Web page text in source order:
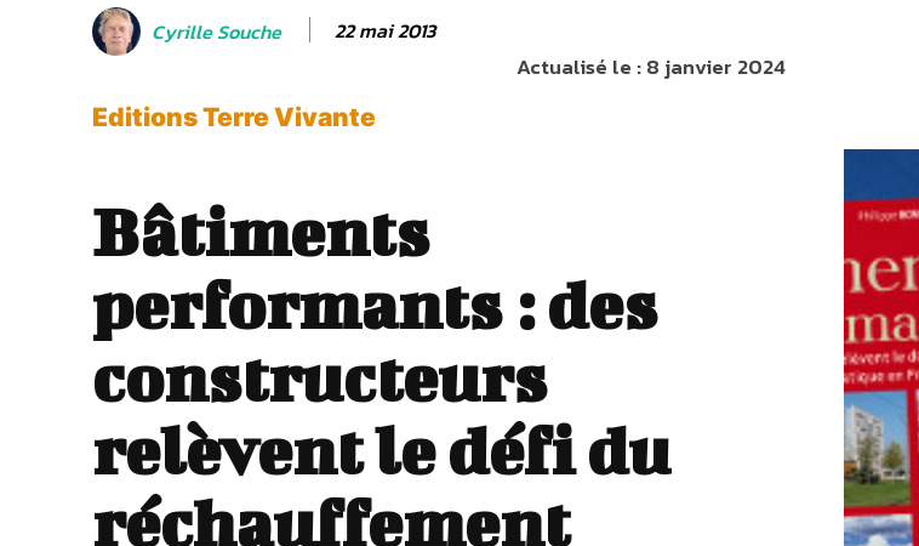
Cyrille Souche 22 mai 2013
Actualisé le :8 janvier 2024
Editions Terre Vivante
Bâtiments
performants : des
constructeurs
relèvent le défi du
réchauffement